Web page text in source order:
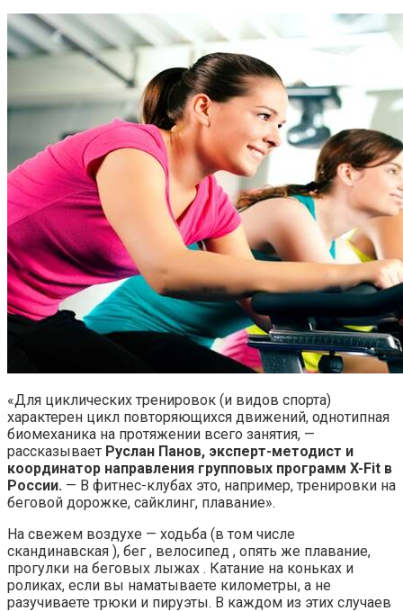
«Для циклических тренировок (и видов спорта)
характерен цикл повторяющихся движений, однотипная
биомеханика на протяжении всего занятия, —
рассказывает Руслан Панов, эксперт-методист и
координатор направления групповых программ X-Fit в
России. — В фитнес-клубах это, например, тренировки на
беговой дорожке, сайклинг, плавание».
На свежем воздухе — ходьба (в том числе
скандинавская ), бег , велосипед , опять же плавание,
прогулки на беговых лыжах . Катание на коньках и
роликах, если вы наматываете километры, а не
разучиваете трюки и пируэты. В каждом из этих случаев